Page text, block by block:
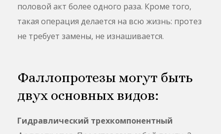
половой акт более одного раза. Кроме того,
такая операция делается на всю жизнь: протез
не требует замены, не изнашивается.
Фаллопротезы могут быть
двух основных видов:
Гидравлический трехкомпонентный